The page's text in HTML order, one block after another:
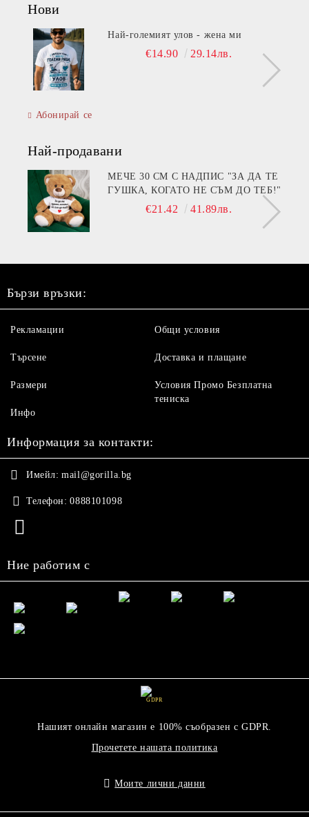
Нови
Най-големият улов - жена ми
€14.90 29.14лв.
Абонирай се
Най-продавани
МЕЧЕ 30 СМ С НАДПИС "ЗА ДА ТЕ
ГУШКА, КОГАТО НЕ СЪМ ДО ТЕБ!"
€21.42 41.89лв.
Бързи връзки:
Рекламации
Търсене
Размери
Инфо
Общи условия
Доставка и плащане
Условия Промо Безплатна
тениска
Информация за контакти:
Имейл: mail@gorilla.bg
Телефон: 0888101098
Ние работим с
GDPR
Нашият онлайн магазин е 100% съобразен с GDPR.
Прочетете нашата политика
Моите лични данни